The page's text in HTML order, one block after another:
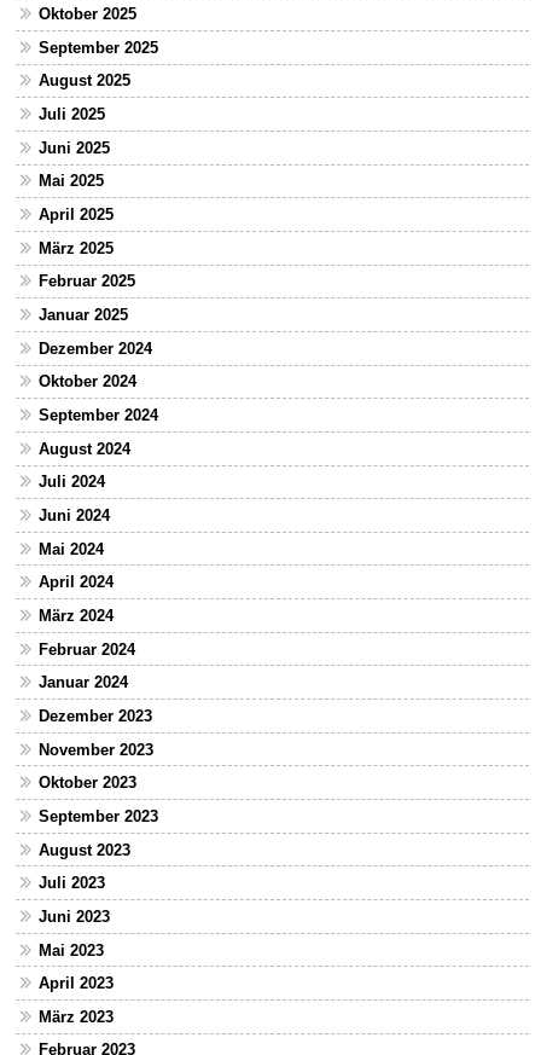
Oktober 2025
September 2025
August 2025
Juli 2025
Juni 2025
Mai 2025
April 2025
März 2025
Februar 2025
Januar 2025
Dezember 2024
Oktober 2024
September 2024
August 2024
Juli 2024
Juni 2024
Mai 2024
April 2024
März 2024
Februar 2024
Januar 2024
Dezember 2023
November 2023
Oktober 2023
September 2023
August 2023
Juli 2023
Juni 2023
Mai 2023
April 2023
März 2023
Februar 2023